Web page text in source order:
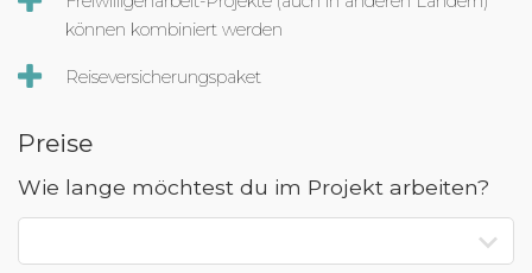
können kombiniert werden
Reiseversicherungspaket
Preise
Wie lange möchtest du im Projekt arbeiten?